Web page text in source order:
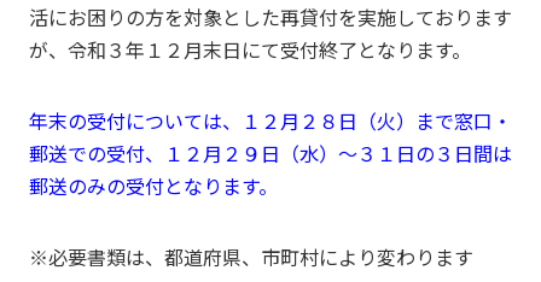
活にお困りの方を対象とした再貸付を実施しております
が、令和３年１２月末日にて受付終了となります。
年末の受付については、１２月２８日（火）まで窓口・
郵送での受付、１２月２９日（水）～３１日の３日間は
郵送のみの受付となります。
※必要書類は、都道府県、市町村により変わります